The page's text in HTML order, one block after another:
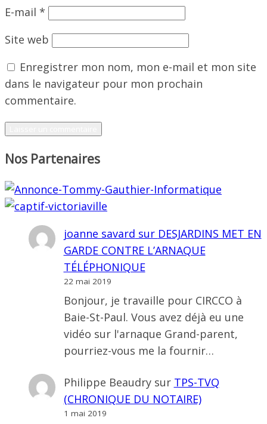
E-mail *
Site web
Enregistrer mon nom, mon e-mail et mon site
dans le navigateur pour mon prochain
commentaire.
Nos Partenaires
joanne savard sur DESJARDINS MET EN
GARDE CONTRE L’ARNAQUE
TÉLÉPHONIQUE
22 mai 2019
Bonjour, je travaille pour CIRCCO à
Baie-St-Paul. Vous avez déjà eu une
vidéo sur l'arnaque Grand-parent,
pourriez-vous me la fournir…
Philippe Beaudrysur TPS-TVQ
(CHRONIQUE DU NOTAIRE)
1 mai 2019